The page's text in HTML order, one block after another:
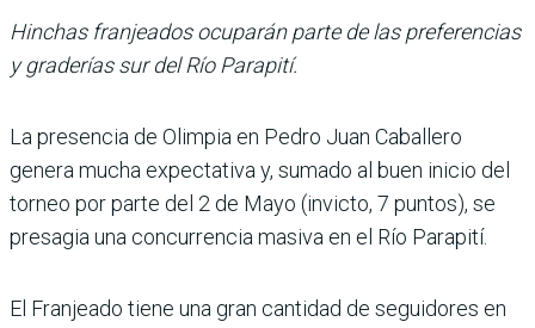
Hinchas franjeados ocuparán parte de las preferencias
y graderías sur del Río Parapití.
La presencia de Olimpia en Pedro Juan Caballero
genera mucha expectativa y, sumado al buen inicio del
torneo por parte del 2 de Mayo (invicto, 7 pun­tos), se
presagia una con­currencia masiva en el Río Parapití.
El Franjeado tiene una gran cantidad de seguidores en